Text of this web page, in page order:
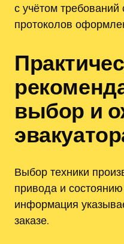
с учётом требований
протоколов
выбор и
Выбор техники
привода и
информация
заказе.